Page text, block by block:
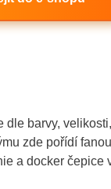
barvy,
zde pořídí
a docker čepice